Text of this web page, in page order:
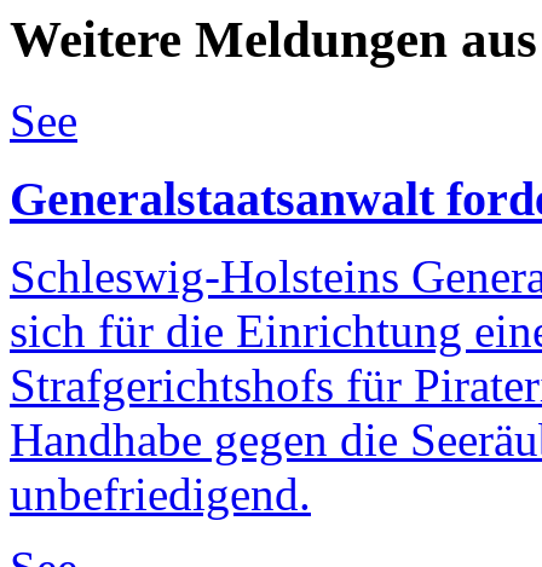
Weitere Meldungen aus
See
Generalstaatsanwalt
Schleswig-Holsteins
sich für die Einrichtung
Strafgerichtshofs für
Handhabe gegen die
unbefriedigend.